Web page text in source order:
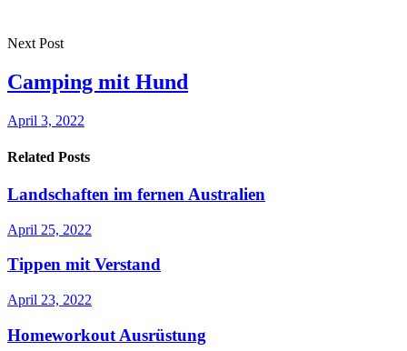
Next Post
Camping mit Hund
April 3, 2022
Related Posts
Landschaften im fernen Australien
April 25, 2022
Tippen mit Verstand
April 23, 2022
Homeworkout Ausrüstung